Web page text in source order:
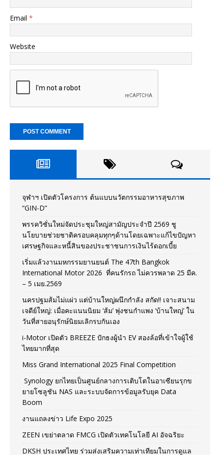
Email *
Website
จุฬาฯ เปิดตัวโครงการ ต้นแบบนวัตกรรมอาหารสุขภาพ
“GIN-D”
พรรควิชั่นใหม่จัดประชุมใหญ่สามัญประจำปี 2569 ชู
นโยบายช่วยชาติครอบคลุมทุกๆด้านโดยเฉพาะแก้ไขปัญหา
เศรษฐกิจและหนี้สินของประชาชนการเงินไร้ดอกเบี้ย
เริ่มแล้วงานมหกรรมยานยนต์ The 47th Bangkok
International Motor 2026 ที่คนรักรถ ไม่ควรพลาด 25 มีค.
– 5 เมย.2569
นครปฐมส้มไม่แผ่ว แต่บ้านใหญ่ผนึกกำลัง สกัด!! เจาะสนาม
เจดีย์ใหญ่: เมื่อคะแนนนิยม ‘ส้ม’ พุ่งชนกำแพง ‘บ้านใหญ่’ ใน
วันที่สายอนุรักษ์นิยมเลิกรบกันเอง
i-Motor เปิดตัว BREEZE ปักธงผู้นำ EV สองล้อที่เข้าใจผู้ใช้
ไทยมากที่สุด
Miss Grand International 2025 Final Competition
Synology ยกไทยเป็นศูนย์กลางการเติบโตในอาเซียนรุกข
ยายโซลูชัน NAS และระบบจัดการข้อมูลรับยุค Data
Boom
งานแถลงข่าว Life Expo 2025
ZEEN เขย่าตลาด FMCG เปิดตัวเทคโนโลยี AI อัจฉริยะ
DKSH ประเทศไทย ร่วมส่งเสริมความเท่าเทียมในการดูแล